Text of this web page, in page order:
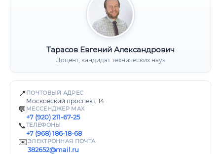
Тарасов Евгений Александрович
Доцент, кандидат технических наук
📍 ПОЧТОВЫЙ АДРЕС
Московский проспект, 14
💬 МЕССЕНДЖЕР MAX
+7 (920) 211-67-25
📞ТЕЛЕФОНЫ
+7 (968) 186-18-68
✉️ЭЛЕКТРОННАЯ ПОЧТА
382652@mail.ru